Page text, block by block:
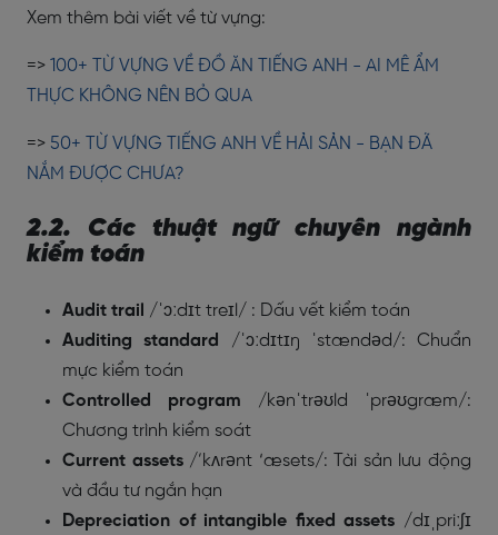
Xem thêm bài viết về từ vựng:
=> 100+ TỪ VỰNG VỀ ĐỒ ĂN TIẾNG ANH - AI MÊ ẨM
THỰC KHÔNG NÊN BỎ QUA
=> 50+ TỪ VỰNG TIẾNG ANH VỀ HẢI SẢN - BẠN ĐÃ
NẮM ĐƯỢC CHƯA?
2.2. Các thuật ngữ chuyên ngành
kiểm toán
Audit trail /ˈɔːdɪt treɪl/ : Dấu vết kiểm toán
Auditing standard
/ˈɔːdɪtɪŋ ˈstændəd/: Chuẩn
mực kiểm toán
Controlled program
/kənˈtrəʊld ˈprəʊgræm/:
Chương trình kiểm soát
Current assets/’kʌrənt ‘æsets/: Tài sản lưu động
và đầu tư ngắn hạn
Depreciation of intangible fixed assets /dɪˌpriːʃɪ